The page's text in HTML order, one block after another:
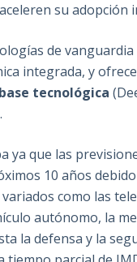
su adopción
de
integrada, y
tecnológica
ya que las
10 años
como las
autónomo, la
la defensa y la